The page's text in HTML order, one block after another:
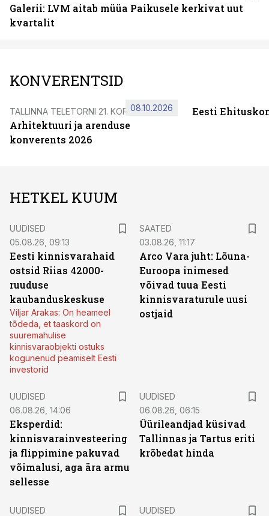
Galerii: LVM aitab müüa Paikusele kerkivat uut
kvartalit
KONVERENTSID
TALLINNA TELETORNI 21. KORRUSEL
Arhitektuuri ja arenduse
konverents 2026
08.10.2026 Eesti
HETKEL KUUM
UUDISED
05.08.26, 09:13
Eesti kinnisvarahaid
ostsid Riias 42000-
ruuduse
kaubanduskeskuse
Viljar Arakas: On heameel
tõdeda, et taaskord on
suuremahulise
kinnisvaraobjekti ostuks
kogunenud peamiselt Eesti
investorid
SAATED
03.08.26, 11:17
Arco Vara juht: Lõuna-
Euroopa inimesed
võivad tuua Eesti
kinnisvaraturule uusi
ostjaid
UUDISED
06.08.26, 14:06
Eksperdid:
kinnisvarainvesteering
ja flippimine pakuvad
võimalusi, aga ära armu
sellesse
UUDISED
06.08.26, 06:15
Üürileandjad küsivad
Tallinnas ja Tartus eriti
krõbedat hinda
UUDISED UUDISED